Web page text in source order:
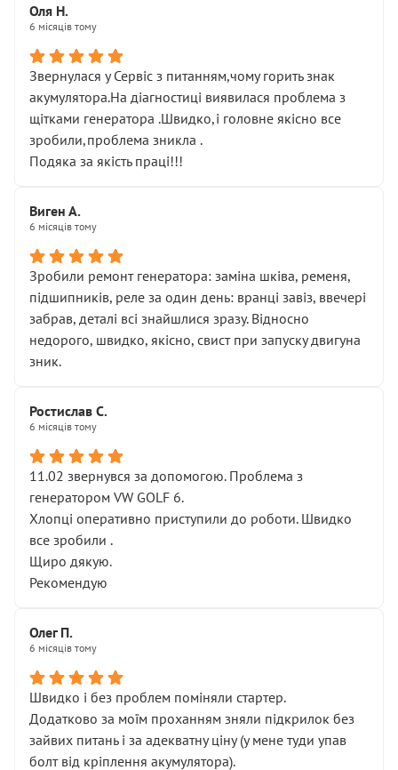
Оля Н.
6 місяців тому
Звернулася у Сервіс з питанням,чому горить знак
акумулятора.На діагностиці виявилася проблема з
щітками генератора .Швидко,і головне якісно все
зробили,проблема зникла .
Подяка за якість праці!!!
Виген А.
6 місяців тому
Зробили ремонт генератора: заміна шківа, ременя,
підшипників, реле за один день: вранці завіз, ввечері
забрав, деталі всі знайшлися зразу. Відносно
недорого, швидко, якісно, свист при запуску двигуна
зник.
Ростислав С.
6 місяців тому
11.02 звернувся за допомогою. Проблема з
генератором VW GOLF 6.
Хлопці оперативно приступили до роботи. Швидко
все зробили .
Щиро дякую.
Рекомендую
Олег П.
6 місяців тому
Швидко і без проблем поміняли стартер.
Додатково за моїм проханням зняли підкрилок без
зайвих питань і за адекватну ціну (у мене туди упав
болт від кріплення акумулятора).